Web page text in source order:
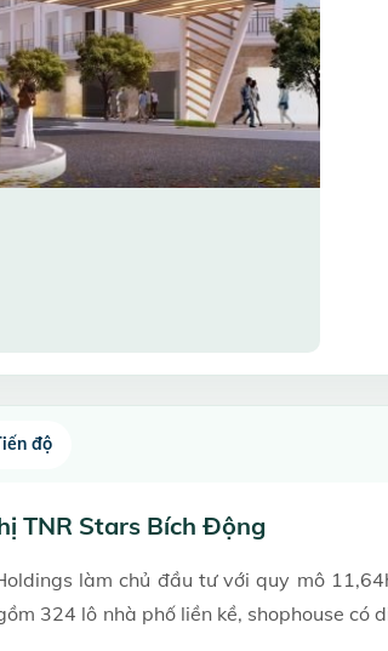
độ
TNR Stars Bích Động
làm chủ đầu tư với quy mô
324 lô nhà phố liền kề, shophouse có